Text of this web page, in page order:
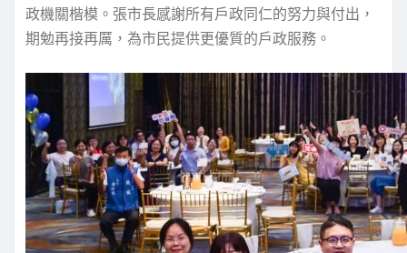
政機關楷模。張市長感謝所有戶政同仁的努力與付出，
期勉再接再厲，為市民提供更優質的戶政服務。